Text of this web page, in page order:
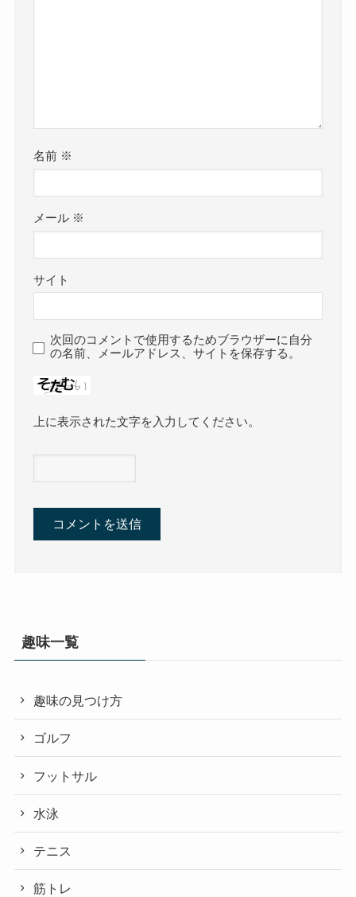
名前 ※
メール ※
サイト
次回のコメントで使用するためブラウザーに自分
の名前、メールアドレス、サイトを保存する。
上に表示された文字を入力してください。
趣味一覧
趣味の見つけ方
ゴルフ
フットサル
水泳
テニス
筋トレ